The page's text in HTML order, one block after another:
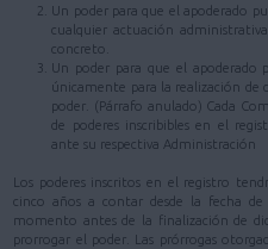
Un poder para que el apoderado
cualquier actuación
concreto.
Un poder para que el apoderado
únicamente para la realización de
poder. (Párrafo anulado) Cada
de poderes inscribibles en el
ante su respectiva Administración
Los poderes inscritos en el registro
cinco años a contar desde la fecha
momento antes de la finalización de
prorrogar el poder. Las prórrogas